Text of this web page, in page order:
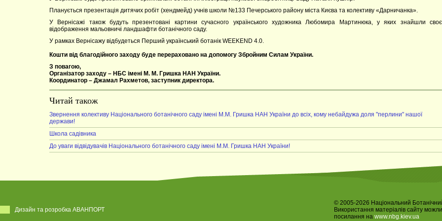
Планується презентація дитячих робіт (хендмейд) учнів школи №133 Печерського району міста Києва та колективу «Дарничанка».
У Вернісажі також будуть презентовані картини сучасного українського художника Любомира Мартинюка, у яких знайшли своє
відображення мальовничі ландшафти ботанічного саду.
У рамках Вернісажу відбудеться Перший український ботанік WEEKEND 4.0.
Кошти від благодійного заходу буде перераховано на допомогу Збройним Силам України.
З повагою,
Організатор заходу – НБС імені М. М. Гришка НАН України.
Координатор – Джамал Рахметов, заступник директора.
Читай також
Звернення колективу Національного ботанічного саду імені М.М. Гришка НАН України до всіх, кому небайдужа доля "перлини" нашої
держави!
Школа садівника
До уваги відвідувачів Національного ботанічного саду імені М.М. Гришка НАН України!
Дизайн та розробка АВАНПОРТ
© 2005-2026 Національний
Використання матеріалів сайту
посилання на www.nbg.kiev.ua